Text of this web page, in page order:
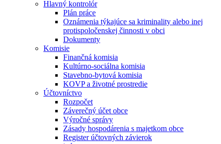
Hlavný kontrolór
Plán práce
Oznámenia týkajúce sa kriminality alebo inej
protispoločenskej činnosti v obci
Dokumenty
Komisie
Finančná komisia
Kultúrno-sociálna komisia
Stavebno-bytová komisia
KOVP a životné prostredie
Účtovníctvo
Rozpočet
Záverečný účet obce
Výročné správy
Zásady hospodárenia s majetkom obce
Register účtovných závierok